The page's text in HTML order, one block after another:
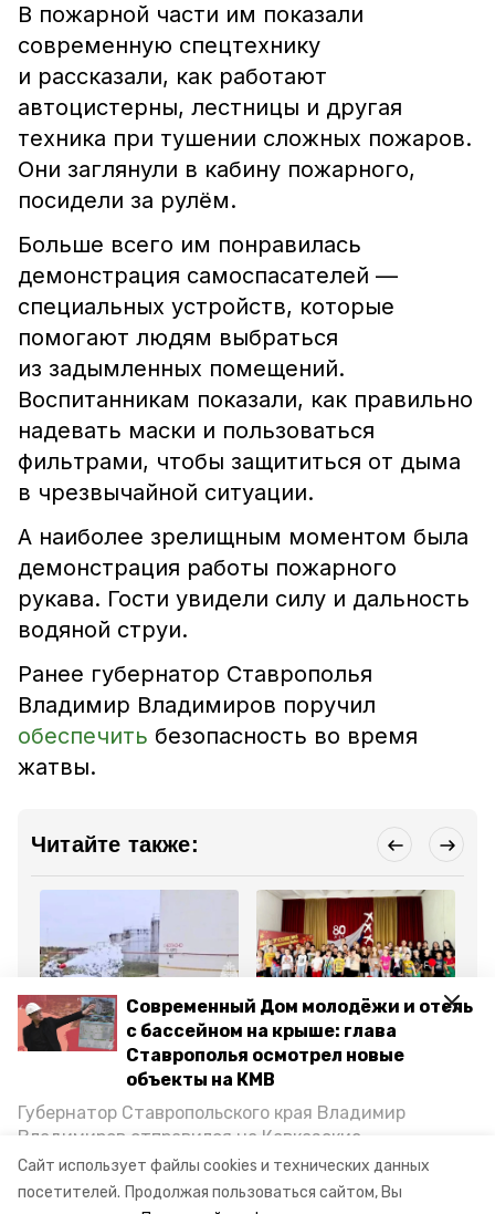
Сайт использует файлы cookies и технических данных
посетителей. Продолжая пользоваться сайтом, Вы
Современный Дом молодёжи и отель
с бассейном на крыше: глава
Ставрополья осмотрел новые
объекты на КМВ
Губернатор Ставропольского края Владимир
Владимиров отправился на Кавказские
Минеральные Воды, чтобы проинспектировать
строительство объектов в Кисловодске и
В пожарной части им показали
современную спецтехнику
и рассказали, как работают
автоцистерны, лестницы и другая
техника при тушении сложных пожаров.
Они заглянули в кабину пожарного,
посидели за рулём.
Больше всего им понравилась
демонстрация самоспасателей —
специальных устройств, которые
помогают людям выбраться
из задымленных помещений.
Воспитанникам показали, как правильно
надевать маски и пользоваться
фильтрами, чтобы защититься от дыма
в чрезвычайной ситуации.
А наиболее зрелищным моментом была
демонстрация работы пожарного
рукава. Гости увидели силу и дальность
водяной струи.
Ранее губернатор Ставрополья
Владимир Владимиров поручил
обеспечить безопасность во время
жатвы.
Читайте также:
Общество
17 октября 2024, 10:22
Специалисты МЧС
России провели занятия
по ликвидации разлива
Общество
3 июня 2025, 11:26
Летняя
оздоровительная
кампания началась в
Все новости